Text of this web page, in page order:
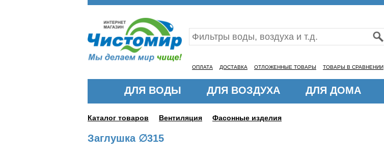
ОПЛАТА ДОСТАВКА ОТЛОЖЕННЫЕ ТОВАРЫ ТОВАРЫ В СРАВНЕНИИ
ДЛЯ ВОДЫ ДЛЯ ВОЗДУХА ДЛЯ ДОМА
Каталог товаров Вентиляция Фасонные изделия
Заглушка ∅315